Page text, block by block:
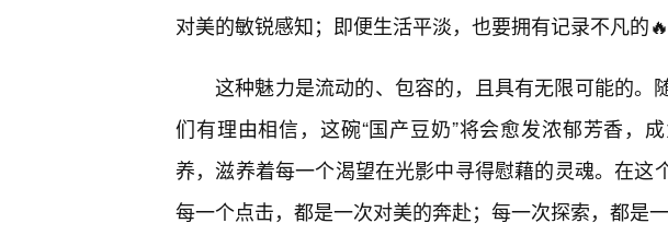
对美的敏锐感知；即便生活平淡，也要拥有记录不凡的🔥
这种魅力是流动的、包容的，且具有无限可能的。
们有理由相信，这碗“国产豆奶”将会愈发浓郁芳香，
养，滋养着每一个渴望在光影中寻得慰藉的灵魂。在这
每一个点击，都是一次对美的奔赴；每一次探索，都是